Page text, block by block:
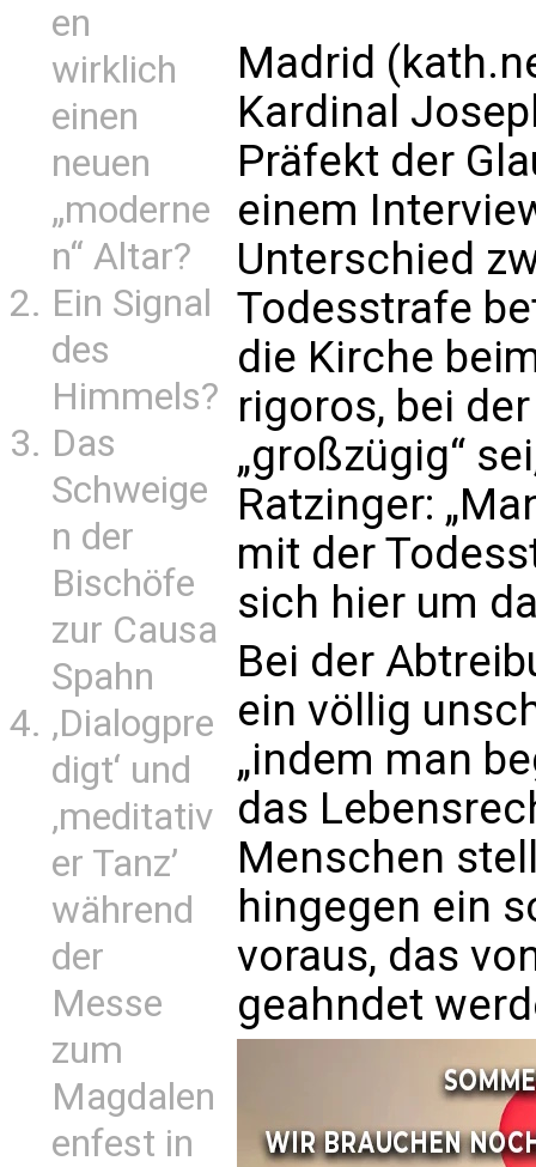
en
wirklich
einen
neuen
„moderne
n“ Altar?
Ein Signal
des
Himmels?
Das
Schweige
n der
Bischöfe
zur Causa
Spahn
‚Dialogpre
digt‘ und
‚meditativ
er Tanz’
während
der
Messe
zum
Magdalen
enfest in
Madrid
Kardinal
Präfekt der
einem
Unterschied
Todesstrafe
die Kirche
rigoros, bei
„großzügig“
Ratzinger:
mit der
sich hier um
Bei der
ein völlig
„indem man
das
Menschen
hingegen ein
voraus, das
geahndet